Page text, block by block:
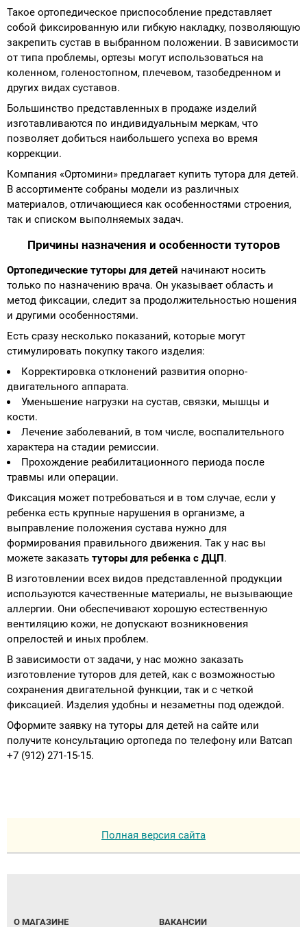
Такое ортопедическое приспособление представляет
собой фиксированную или гибкую накладку, позволяющую
закрепить сустав в выбранном положении. В зависимости
от типа проблемы, ортезы могут использоваться на
коленном, голеностопном, плечевом, тазобедренном и
других видах суставов.
Большинство представленных в продаже изделий
изготавливаются по индивидуальным меркам, что
позволяет добиться наибольшего успеха во время
коррекции.
Компания «Ортомини» предлагает купить тутора для детей.
В ассортименте собраны модели из различных
материалов, отличающиеся как особенностями строения,
так и списком выполняемых задач.
Причины назначения и особенности туторов
Ортопедические туторы для детей начинают носить
только по назначению врача. Он указывает область и
метод фиксации, следит за продолжительностью ношения
и другими особенностями.
Есть сразу несколько показаний, которые могут
стимулировать покупку такого изделия:
Корректировка отклонений развития опорно-
двигательного аппарата.
Уменьшение нагрузки на сустав, связки, мышцы и
кости.
Лечение заболеваний, в том числе, воспалительного
характера на стадии ремиссии.
Прохождение реабилитационного периода после
травмы или операции.
Фиксация может потребоваться и в том случае, если у
ребенка есть крупные нарушения в организме, а
выправление положения сустава нужно для
формирования правильного движения. Так у нас вы
можете заказать туторы для ребенка с ДЦП .
В изготовлении всех видов представленной продукции
используются качественные материалы, не вызывающие
аллергии. Они обеспечивают хорошую естественную
вентиляцию кожи, не допускают возникновения
опрелостей и иных проблем.
В зависимости от задачи, у нас можно заказать
изготовление туторов для детей, как с возможностью
сохранения двигательной функции, так и с четкой
фиксацией. Изделия удобны и незаметны под одеждой.
Оформите заявку на туторы для детей на сайте или
получите консультацию ортопеда по телефону или Ватсап
+7 (912) 271-15-15.
Полная версия сайта
О МАГАЗИНЕ ВАКАНСИИ